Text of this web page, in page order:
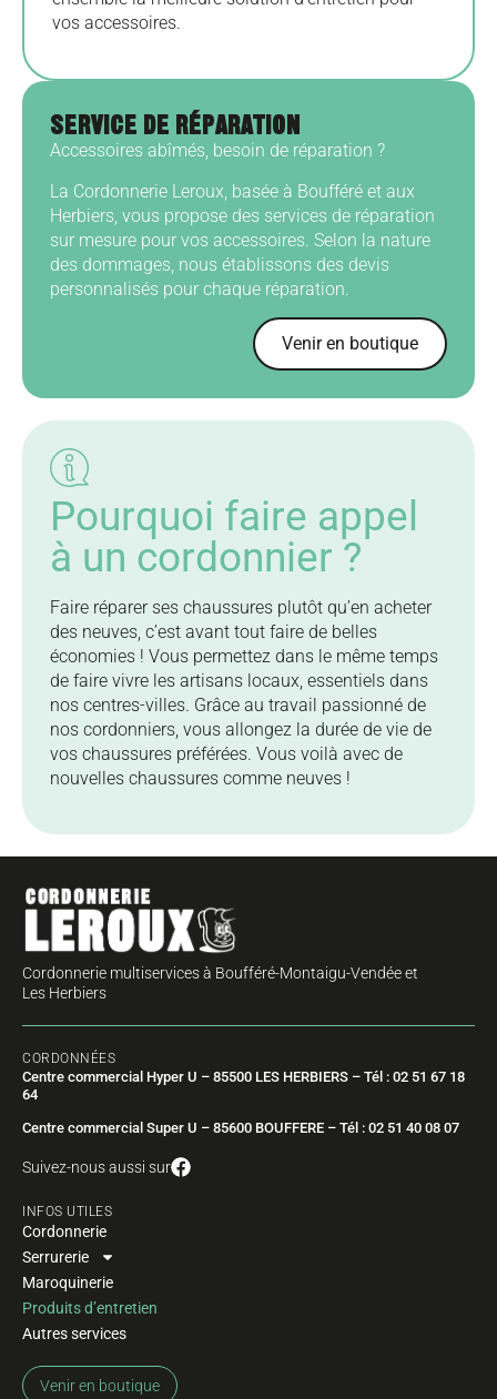
vos accessoires.
SERVICE DE RÉPARATION
Accessoires abîmés, besoin de réparation ?
La Cordonnerie Leroux, basée à Boufféré et aux
Herbiers, vous propose des services de réparation
sur mesure pour vos accessoires. Selon la nature
des dommages, nous établissons des devis
personnalisés pour chaque réparation.
Venir en boutique
Pourquoi faire appel
à un cordonnier ?
Faire réparer ses chaussures plutôt qu’en acheter
des neuves, c’est avant tout faire de belles
économies ! Vous permettez dans le même temps
de faire vivre les artisans locaux, essentiels dans
nos centres-villes. Grâce au travail passionné de
nos cordonniers, vous allongez la durée de vie de
vos chaussures préférées. Vous voilà avec de
nouvelles chaussures comme neuves !
Cordonnerie multiservices à Boufféré-Montaigu-Vendée et
Les Herbiers
CORDONNÉES
Centre commercial Hyper U – 85500 LES HERBIERS – Tél : 02 51 67 18
64
Centre commercial Super U – 85600 BOUFFERE – Tél : 02 51 40 08 07
Suivez-nous aussi sur
INFOS UTILES
Cordonnerie
Serrurerie
Maroquinerie
Produits d’entretien
Autres services
Venir en boutique